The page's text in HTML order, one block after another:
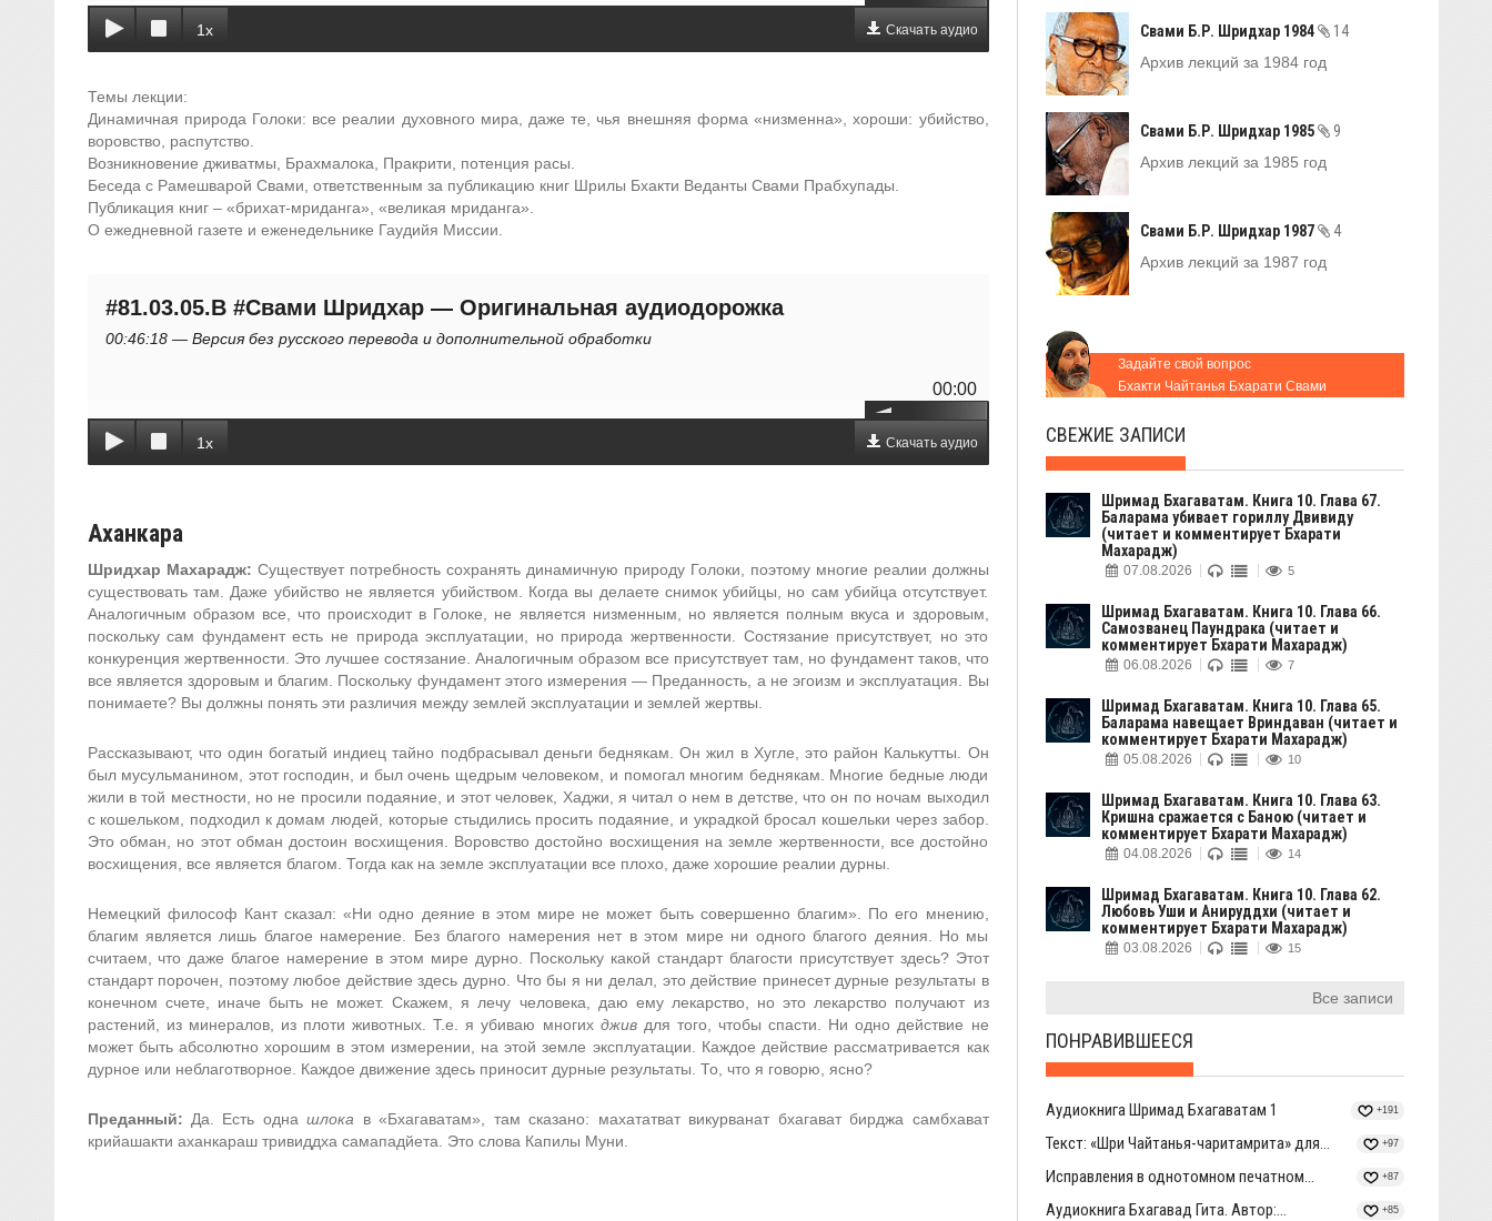
1x Скачать аудио
Темы лекции:
Динамичная природа Голоки: все реалии духовного мира, даже те, чья внешняя форма «низменна», хороши: убийство,
воровство, распутство.
Возникновение дживатмы, Брахмалока, Пракрити, потенция расы.
Беседа с Рамешварой Свами, ответственным за публикацию книг Шрилы Бхакти Веданты Свами Прабхупады.
Публикация книг – «брихат-мриданга», «великая мриданга».
О ежедневной газете и еженедельнике Гаудийя Миссии.
#81.03.05.B #Свами Шридхар — Оригинальная аудиодорожка
00:46:18 — Версия без русского перевода и дополнительной обработки
00:00
1x Скачать аудио
Аханкара
Шридхар Махарадж: Существует потребность сохранять динамичную природу Голоки, поэтому многие реалии должны
существовать там. Даже убийство не является убийством. Когда вы делаете снимок убийцы, но сам убийца отсутствует.
Аналогичным образом все, что происходит в Голоке, не является низменным, но является полным вкуса и здоровым,
поскольку сам фундамент есть не природа эксплуатации, но природа жертвенности. Состязание присутствует, но это
конкуренция жертвенности. Это лучшее состязание. Аналогичным образом все присутствует там, но фундамент таков, что
все является здоровым и благим. Поскольку фундамент этого измерения — Преданность, а не эгоизм и эксплуатация. Вы
понимаете? Вы должны понять эти различия между землей эксплуатации и землей жертвы.
Рассказывают, что один богатый индиец тайно подбрасывал деньги беднякам. Он жил в Хугле, это район Калькутты. Он
был мусульманином, этот господин, и был очень щедрым человеком, и помогал многим беднякам. Многие бедные люди
жили в той местности, но не просили подаяние, и этот человек, Хаджи, я читал о нем в детстве, что он по ночам выходил
с кошельком, подходил к домам людей, которые стыдились просить подаяние, и украдкой бросал кошельки через забор.
Это обман, но этот обман достоин восхищения. Воровство достойно восхищения на земле жертвенности, все достойно
восхищения, все является благом. Тогда как на земле эксплуатации все плохо, даже хорошие реалии дурны.
Немецкий философ Кант сказал: «Ни одно деяние в этом мире не может быть совершенно благим». По его мнению,
благим является лишь благое намерение. Без благого намерения нет в этом мире ни одного благого деяния. Но мы
считаем, что даже благое намерение в этом мире дурно. Поскольку какой стандарт благости присутствует здесь? Этот
стандарт порочен, поэтому любое действие здесь дурно. Что бы я ни делал, это действие принесет дурные результаты в
конечном счете, иначе быть не может. Скажем, я лечу человека, даю ему лекарство, но это лекарство получают из
растений, из минералов, из плоти животных. Т.е. я убиваю многих дживдля того, чтобы спасти. Ни одно действие не
может быть абсолютно хорошим в этом измерении, на этой земле эксплуатации. Каждое действие рассматривается как
дурное или неблаготворное. Каждое движение здесь приносит дурные результаты. То, что я говорю, ясно?
Преданный: Да. Есть однашлока в «Бхагаватам», там сказано: махататват викурванат бхагават бирджа самбхават
крийашакти аханкараш тривиддха самападйета. Это слова Капилы Муни.
Свами Б.Р. Шридхар 1984
14
Архив лекций за 1984 год
Свами Б.Р. Шридхар 1985
9
Архив лекций за 1985 год
Свами Б.Р. Шридхар 1987
4
Архив лекций за 1987 год
Задайте свой вопрос
Бхакти Чайтанья Бхарати Свами
СВЕЖИЕ ЗАПИСИ
Шримад Бхагаватам. Книга 10. Глава 67.
Баларама убивает гориллу Двивиду
(читает и комментирует Бхарати
Махарадж)
07.08.2026 5
Шримад Бхагаватам. Книга 10. Глава 66.
Самозванец Паундрака (читает и
комментирует Бхарати Махарадж)
06.08.2026 7
Шримад Бхагаватам. Книга 10. Глава 65.
Баларама навещает Вриндаван (читает и
комментирует Бхарати Махарадж)
05.08.2026 10
Шримад Бхагаватам. Книга 10. Глава 63.
Кришна сражается с Баною (читает и
комментирует Бхарати Махарадж)
04.08.2026 14
Шримад Бхагаватам. Книга 10. Глава 62.
Любовь Уши и Анируддхи (читает и
комментирует Бхарати Махарадж)
03.08.2026 15
Все записи
ПОНРАВИВШЕЕСЯ
Аудиокнига Шримад Бхагаватам 1 +191
Текст: «Шри Чайтанья-чаритамрита» для... +97
Исправления в однотомном печатном... +87
Аудиокнига Бхагавад Гита. Автор:... +85